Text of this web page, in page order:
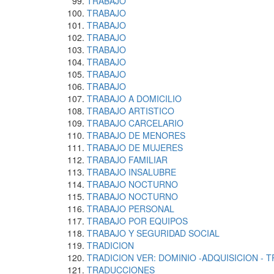
TRABAJO
TRABAJO
TRABAJO
TRABAJO
TRABAJO
TRABAJO
TRABAJO
TRABAJO A DOMICILIO
TRABAJO ARTISTICO
TRABAJO CARCELARIO
TRABAJO DE MENORES
TRABAJO DE MUJERES
TRABAJO FAMILIAR
TRABAJO INSALUBRE
TRABAJO NOCTURNO
TRABAJO NOCTURNO
TRABAJO PERSONAL
TRABAJO POR EQUIPOS
TRABAJO Y SEGURIDAD SOCIAL
TRADICION
TRADICION VER: DOMINIO -ADQUISICION -
TRADUCCIONES